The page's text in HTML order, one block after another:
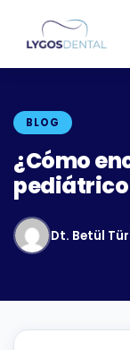
BLOG
¿Cómo
pediátrico
Dt. Betül